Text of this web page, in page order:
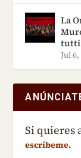
La
tutti
Jul 6,
Si quieres
escríbeme.